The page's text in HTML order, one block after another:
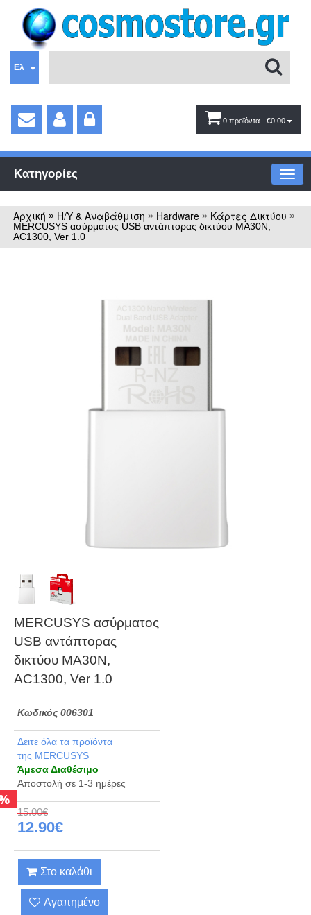
Ελ
0 προϊόντα - €0,00
Κατηγορίες
Αρχική » Η/Υ & Αναβάθμιση » Hardware » Κάρτες Δικτύου »
MERCUSYS ασύρματος USB αντάπτορας δικτύου MA30N,
AC1300, Ver 1.0
MERCUSYS ασύρματος
USB αντάπτορας
δικτύου MA30N,
AC1300, Ver 1.0
Kωδικός 006301
Δειτε όλα τα προϊόντα
της MERCUSYS
Άμεσα Διαθέσιμο
Αποστολή σε 1-3 ημέρες
15.00€
12.90€
Στο καλάθι
Αγαπημένο